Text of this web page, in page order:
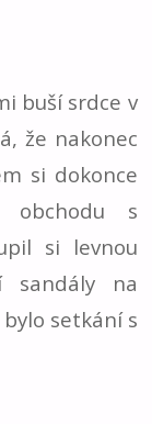
buší srdce v
že nakonec
si dokonce
obchodu s
si levnou
sandály na
setkání s